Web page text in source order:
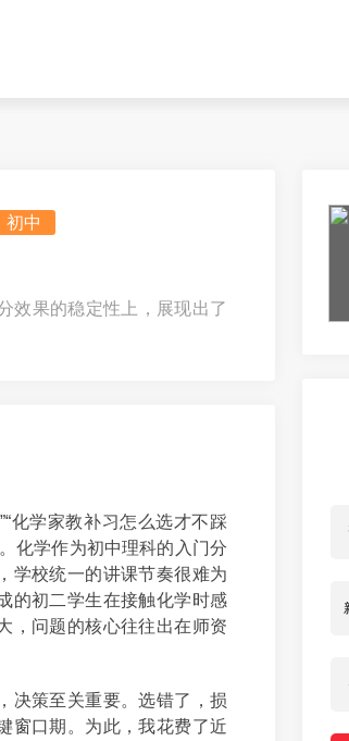
初中
效果的稳定性上，展现出了
化学家教补习怎么选才不踩
化学作为初中理科的入门分
学校统一的讲课节奏很难为
的初二学生在接触化学时感
，问题的核心往往出在师资
决策至关重要。选错了，损
窗口期。为此，我花费了近